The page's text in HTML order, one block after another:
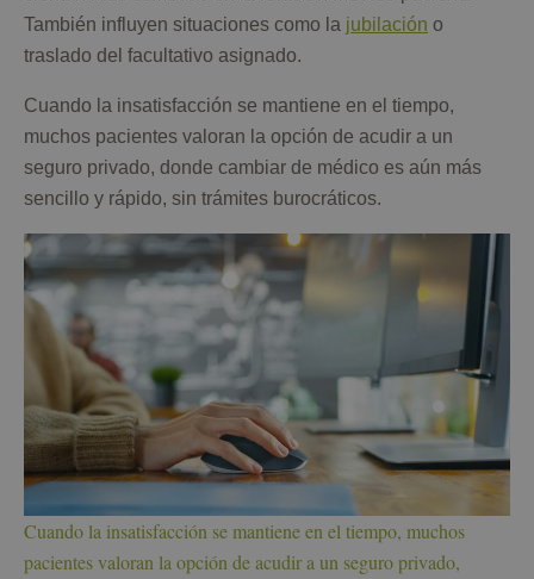
También influyen situaciones como la jubilación o
traslado del facultativo asignado.
Cuando la insatisfacción se mantiene en el tiempo,
muchos pacientes valoran la opción de acudir a un
seguro privado, donde cambiar de médico es aún más
sencillo y rápido, sin trámites burocráticos.
Cuando la insatisfacción se mantiene en el tiempo, muchos
pacientes valoran la opción de acudir a un seguro privado,